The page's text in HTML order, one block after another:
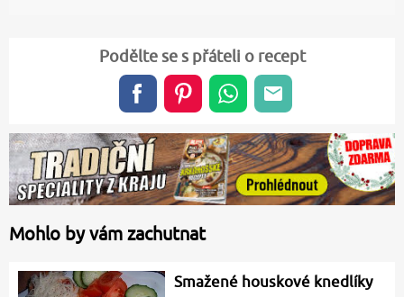
Podělte se s přáteli o recept
Mohlo by vám zachutnat
Smažené houskové knedlíky